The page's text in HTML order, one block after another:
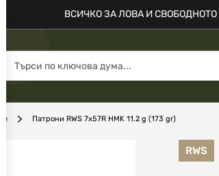
ВСИЧКО ЗА ЛОВА И СВОБОДНОТО
Патрони RWS 7x57R HMK 11.2 g (173 gr)
RWS